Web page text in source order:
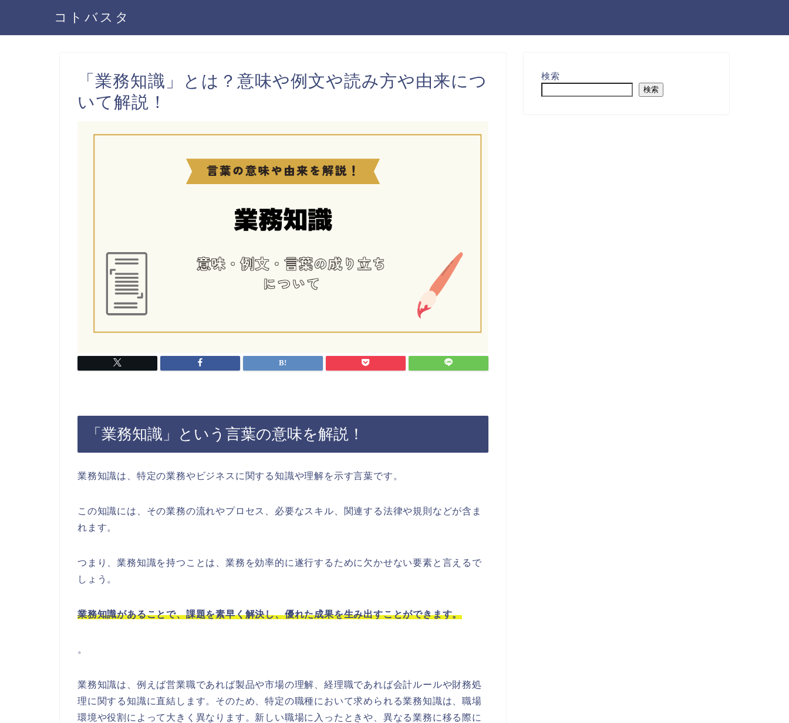
コトバスタ
「業務知識」とは？意味や例文や読み方や由来につ
いて解説！
「業務知識」という言葉の意味を解説！
業務知識は、特定の業務やビジネスに関する知識や理解を示す言葉です。
この知識には、その業務の流れやプロセス、必要なスキル、関連する法律や規則などが含ま
れます。
つまり、業務知識を持つことは、業務を効率的に遂行するために欠かせない要素と言えるで
しょう。
業務知識があることで、課題を素早く解決し、優れた成果を生み出すことができます。
。
業務知識は、例えば営業職であれば製品や市場の理解、経理職であれば会計ルールや財務処
理に関する知識に直結します。そのため、特定の職種において求められる業務知識は、職場
環境や役割によって大きく異なります。新しい職場に入ったときや、異なる業務に移る際に
検索
検索